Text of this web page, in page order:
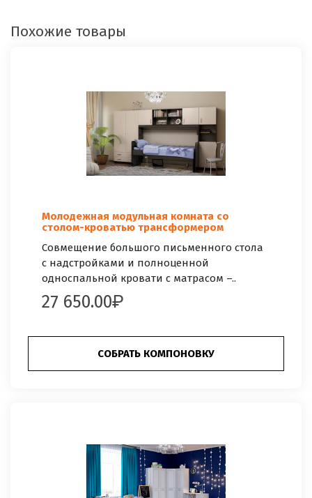
Похожие товары
Молодежная модульная комната со
столом-кроватью трансформером
Совмещение большого письменного стола
с надстройками и полноценной
односпальной кровати с матрасом –..
27 650.00
СОБРАТЬ КОМПОНОВКУ